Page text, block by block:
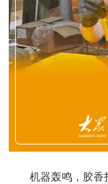
机器轰鸣，胶香